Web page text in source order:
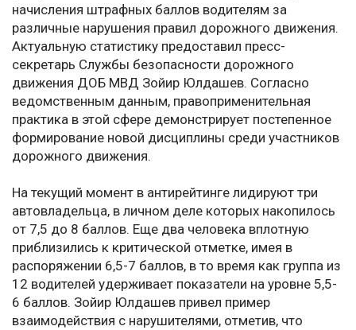
начисления штрафных баллов водителям за
различные нарушения правил дорожного движения.
Актуальную статистику предоставил пресс-
секретарь Службы безопасности дорожного
движения ДОБ МВД Зойир Юлдашев. Согласно
ведомственным данным, правоприменительная
практика в этой сфере демонстрирует постепенное
формирование новой дисциплины среди участников
дорожного движения.
На текущий момент в антирейтинге лидируют три
автовладельца, в личном деле которых накопилось
от 7,5 до 8 баллов. Еще два человека вплотную
приблизились к критической отметке, имея в
распоряжении 6,5-7 баллов, в то время как группа из
12 водителей удерживает показатели на уровне 5,5-
6 баллов. Зойир Юлдашев привел пример
взаимодействия с нарушителями, отметив, что